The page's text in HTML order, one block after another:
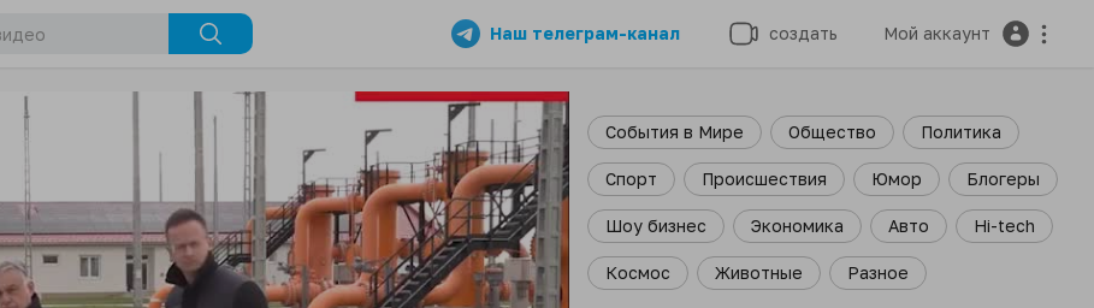
Наш телеграм-канал создать Мой аккаунт
События в Мире Общество Политика
Спорт Происшествия Юмор Блогеры
Шоу бизнес Экономика Авто Hi-tech
Космос Животные Разное